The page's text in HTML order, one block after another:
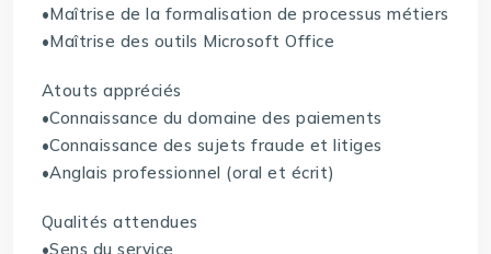
•Maîtrise de la formalisation de processus métiers
•Maîtrise des outils Microsoft Office
Atouts appréciés
•Connaissance du domaine des paiements
•Connaissance des sujets fraude et litiges
•Anglais professionnel (oral et écrit)
Qualités attendues
•Sens du service